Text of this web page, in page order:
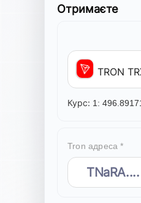
Отримаєте
TRON
Курс: 1:
Tron адреса *